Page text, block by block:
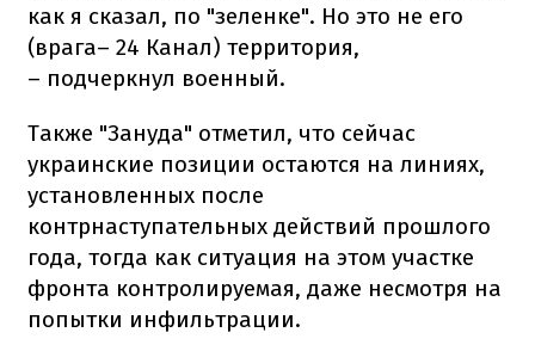
как я сказал, по "зеленке". Но это не его
(врага– 24 Канал) территория,
– подчеркнул военный.
Также "Зануда" отметил, что сейчас
украинские позиции остаются на линиях,
установленных после
контрнаступательных действий прошлого
года, тогда как ситуация на этом участке
фронта контролируемая, даже несмотря на
попытки инфильтрации.